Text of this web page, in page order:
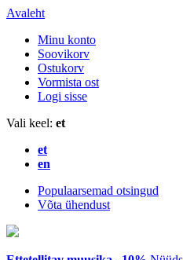
Avaleht
Minu konto
Soovikorv
Ostukorv
Vormista ost
Logi sisse
Vali keel: et
et
en
Populaarsemad otsingud
Võta ühendust